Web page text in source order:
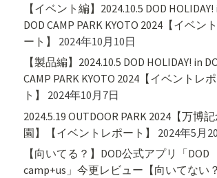
【イベント編】2024.10.5 DOD HOLIDAY!
DOD CAMP PARK KYOTO 2024【イベン
ート】
2024年10月10日
【製品編】2024.10.5 DOD HOLIDAY! in
CAMP PARK KYOTO 2024【イベントレ
ト】
2024年10月7日
2024.5.19 OUTDOOR PARK 2024【万博
園】【イベントレポート】
2024年5月
【向いてる？】DOD公式アプリ「DOD
camp+us」今更レビュー【向いてない？